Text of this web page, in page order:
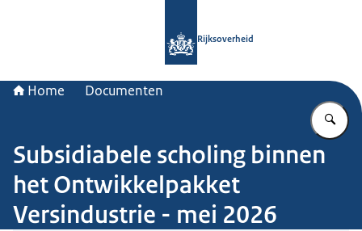
Rijksoverheid
Home Documenten
Subsidiabele scholing binnen
het Ontwikkelpakket
Versindustrie - mei 2026